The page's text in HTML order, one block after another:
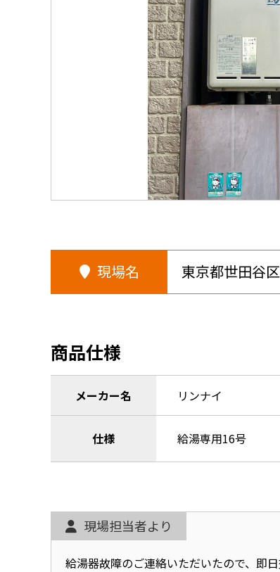
現場名 東京都世田谷
商品仕様
メーカー名 リンナイ
仕様 給湯専用16号
現場担当者より
給湯器故障のご連絡いただいたので、即